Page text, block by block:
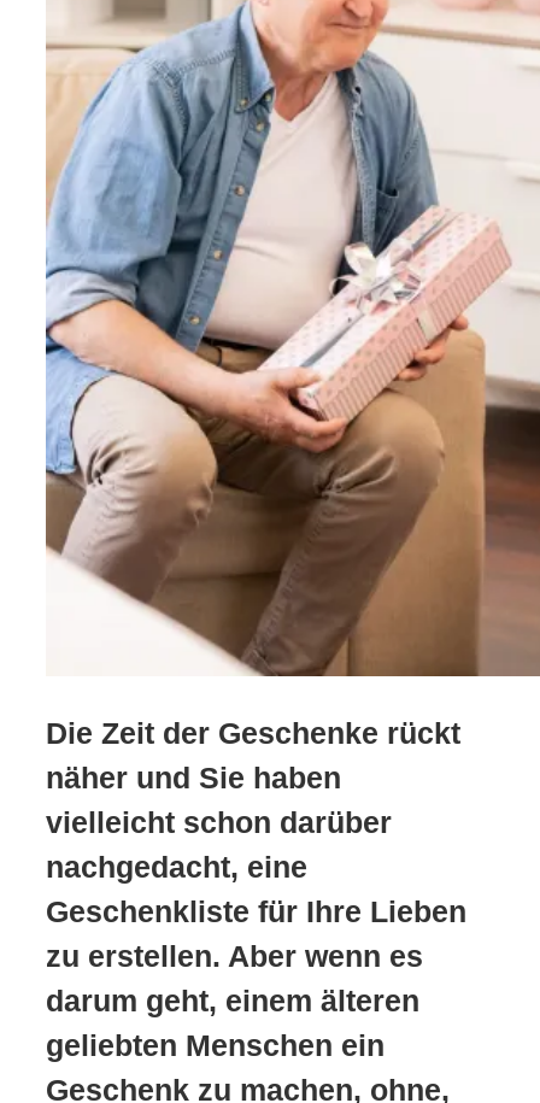
Die Zeit der Geschenke rückt
näher und Sie haben
vielleicht schon darüber
nachgedacht, eine
Geschenkliste für Ihre Lieben
zu erstellen. Aber wenn es
darum geht, einem älteren
geliebten Menschen ein
Geschenk zu machen, ohne,